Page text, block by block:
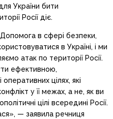
України бити
Росії діє.
Допомога в сфері безпеки,
в Україні, і ми
атак по території Росії.
ефективною,
цілях, які
у її межах, а не, як ви
цілі всередині Росії.
— заявила речниця